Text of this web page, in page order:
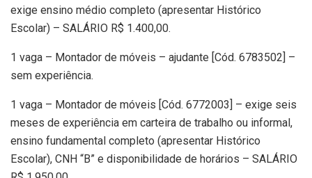
exige ensino médio completo (apresentar Histórico
Escolar) – SALÁRIO R$ 1.400,00.
1 vaga – Montador de móveis – ajudante [Cód. 6783502] –
sem experiência.
1 vaga – Montador de móveis [Cód. 6772003] – exige seis
meses de experiência em carteira de trabalho ou informal,
ensino fundamental completo (apresentar Histórico
Escolar), CNH “B” e disponibilidade de horários – SALÁRIO